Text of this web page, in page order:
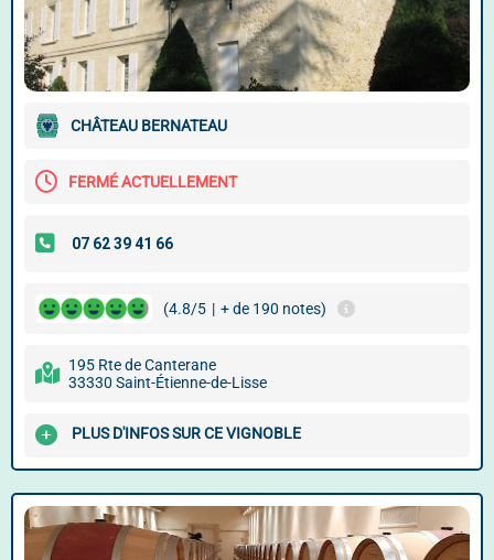
CHÂTEAU BERNATEAU
FERMÉ ACTUELLEMENT
(4.8/5 | + de 190 notes)
195 Rte de Canterane
33330 Saint-Étienne-de-Lisse
PLUS D'INFOS SUR CE VIGNOBLE